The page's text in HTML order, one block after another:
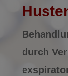
durch